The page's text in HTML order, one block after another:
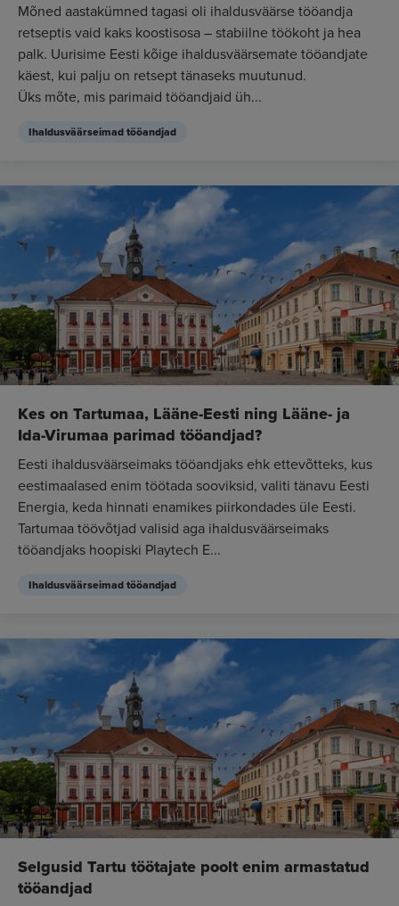
Mõned aastakümned tagasi oli ihaldusväärse tööandja
retseptis vaid kaks koostisosa – stabiilne töökoht ja hea
palk. Uurisime Eesti kõige ihaldusväärsemate tööandjate
käest, kui palju on retsept tänaseks muutunud.
Üks mõte, mis parimaid tööandjaid üh...
Ihaldusväärseimad tööandjad
Kes on Tartumaa, Lääne-Eesti ning Lääne- ja
Ida-Virumaa parimad tööandjad?
Eesti ihaldusväärseimaks tööandjaks ehk ettevõtteks, kus
eestimaalased enim töötada sooviksid, valiti tänavu Eesti
Energia, keda hinnati enamikes piirkondades üle Eesti.
Tartumaa töövõtjad valisid aga ihaldusväärseimaks
tööandjaks hoopiski Playtech E...
Ihaldusväärseimad tööandjad
Selgusid Tartu töötajate poolt enim armastatud
tööandjad